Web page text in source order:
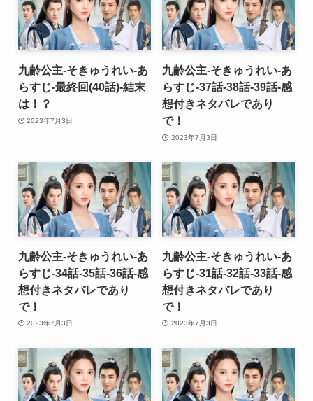
九齢公主-そきゅうれい-あ
らすじ-最終回(40話)-結末
は！？
2023年7月3日
九齢公主-そきゅうれい-あ
らすじ-37話-38話-39話-感
想付きネタバレであり
で！
2023年7月3日
九齢公主-そきゅうれい-あ
らすじ-34話-35話-36話-感
想付きネタバレであり
で！
2023年7月3日
九齢公主-そきゅうれい-あ
らすじ-31話-32話-33話-感
想付きネタバレであり
で！
2023年7月3日